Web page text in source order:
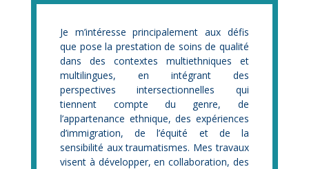
Je m’intéresse principalement aux défis
que pose la prestation de soins de qualité
dans des contextes multiethniques et
multilingues, en intégrant des
perspectives intersectionnelles qui
tiennent compte du genre, de
l’appartenance ethnique, des expériences
d’immigration, de l’équité et de la
sensibilité aux traumatismes. Mes travaux
visent à développer, en collaboration, des